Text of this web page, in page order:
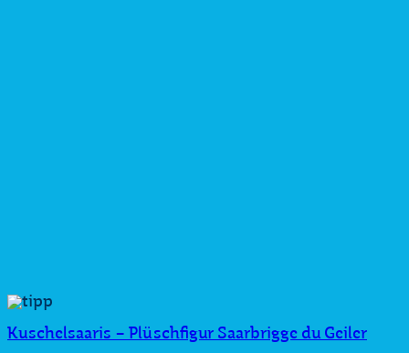
Kuschelsaaris – Plüschfigur Saarbrigge du Geiler